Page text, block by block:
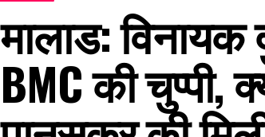
मालाड: विनायक
BMC की चुप्पी,